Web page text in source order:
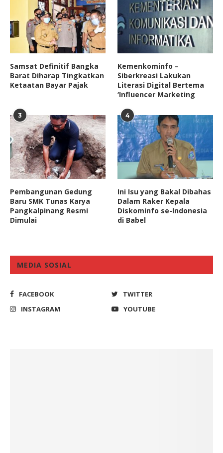
Samsat Definitif Bangka
Barat Diharap Tingkatkan
Ketaatan Bayar Pajak
Kemenkominfo –
Siberkreasi Lakukan
Literasi Digital Bertema
‘Influencer Marketing
3
Pembangunan Gedung
Baru SMK Tunas Karya
Pangkalpinang Resmi
Dimulai
4
Ini Isu yang Bakal Dibahas
Dalam Raker Kepala
Diskominfo se-Indonesia
di Babel
MEDIA SOSIAL
FACEBOOK
TWITTER
INSTAGRAM
YOUTUBE